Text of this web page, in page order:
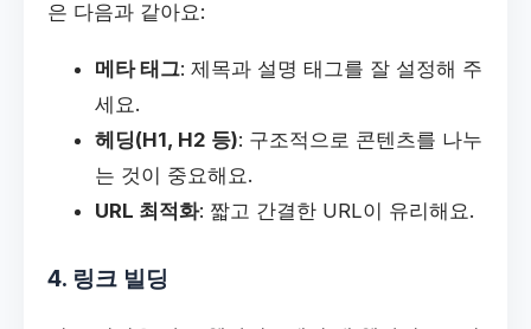
은 다음과 같아요:
메타 태그: 제목과 설명 태그를 잘 설정해 주
세요.
헤딩(H1, H2 등): 구조적으로 콘텐츠를 나누
는 것이 중요해요.
URL 최적화: 짧고 간결한 URL이 유리해요.
4. 링크 빌딩